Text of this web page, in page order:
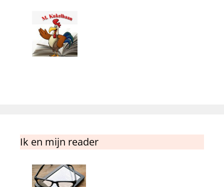
Ik en mijn reader